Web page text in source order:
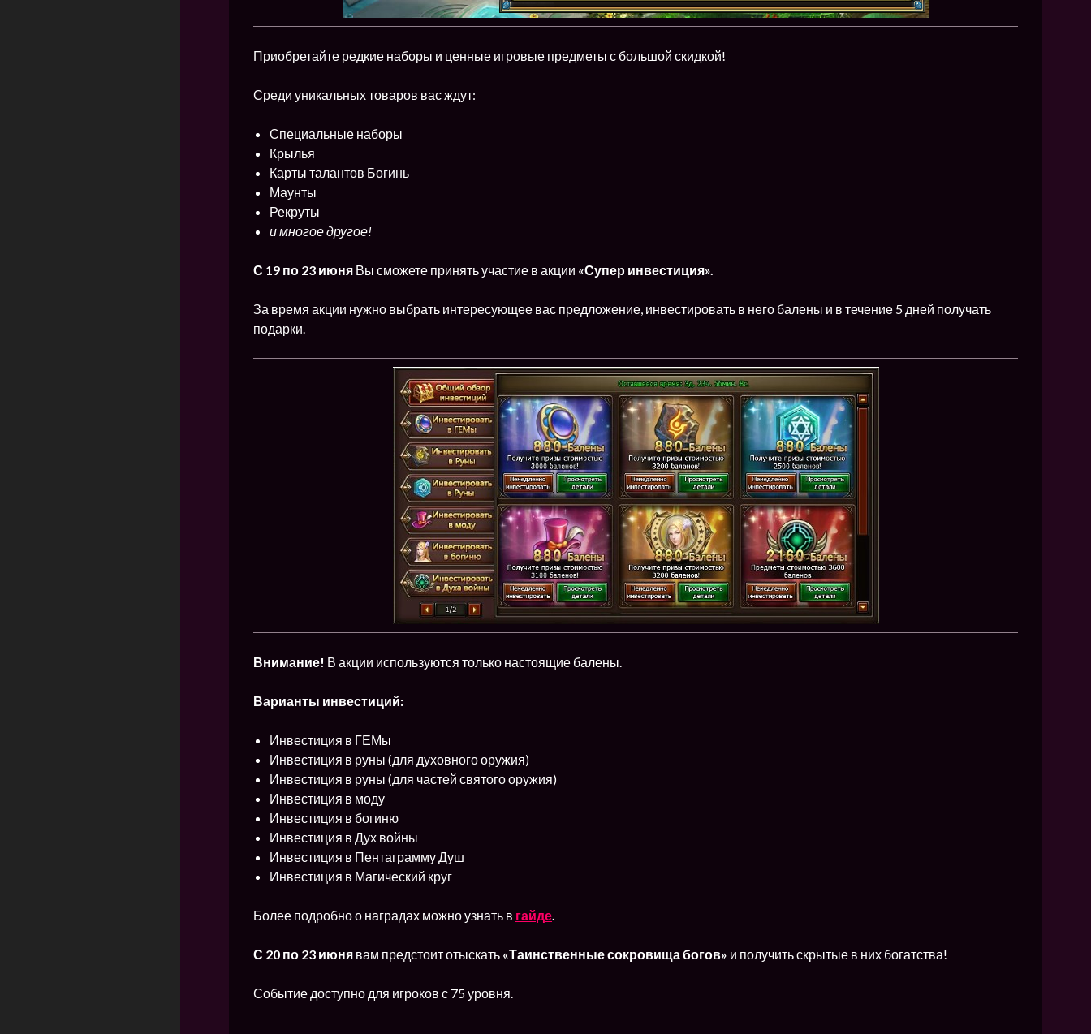
Приобретайте редкие наборы и ценные игровые предметы с большой скидкой!
Среди уникальных товаров вас ждут:
Специальные наборы
Крылья
Карты талантов Богинь
Маунты
Рекруты
и многое другое!
С 19 по 23 июня Вы сможете принять участие в акции «Супер инвестиция».
За время акции нужно выбрать интересующее вас предложение, инвестировать в него балены и в течение 5 дней получать
подарки.
Внимание! В акции используются только настоящие балены.
Варианты инвестиций:
Инвестиция в ГЕМы
Инвестиция в руны (для духовного оружия)
Инвестиция в руны (для частей святого оружия)
Инвестиция в моду
Инвестиция в богиню
Инвестиция в Дух войны
Инвестиция в Пентаграмму Душ
Инвестиция в Магический круг
Более подробно о наградах можно узнать в гайде.
С 20 по 23 июня вам предстоит отыскать «Таинственные сокровища богов» и получить скрытые в них богатства!
Событие доступно для игроков с 75 уровня.